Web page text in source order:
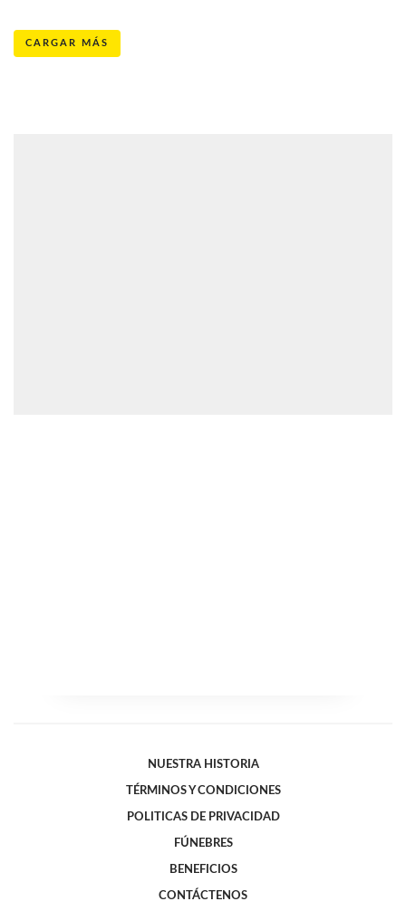
CARGAR MÁS
NUESTRA HISTORIA
TÉRMINOS Y CONDICIONES
POLITICAS DE PRIVACIDAD
FÚNEBRES
BENEFICIOS
CONTÁCTENOS